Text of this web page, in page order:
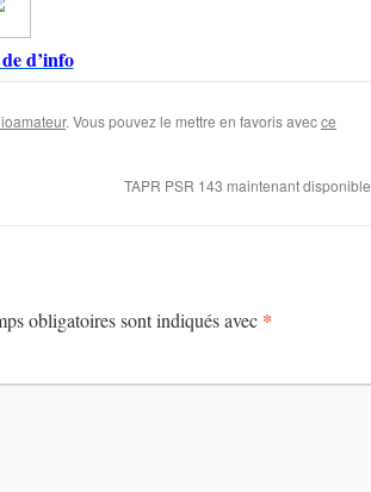
d’info
. Vous pouvez le mettre en favoris avecce
TAPR PSR 143 maintenant disponible
obligatoires sont indiqués avec *